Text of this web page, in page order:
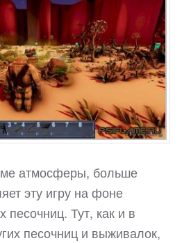
атмосферы, больше
эту игру на фоне
песочниц. Тут, как и в
песочниц и выживалок,